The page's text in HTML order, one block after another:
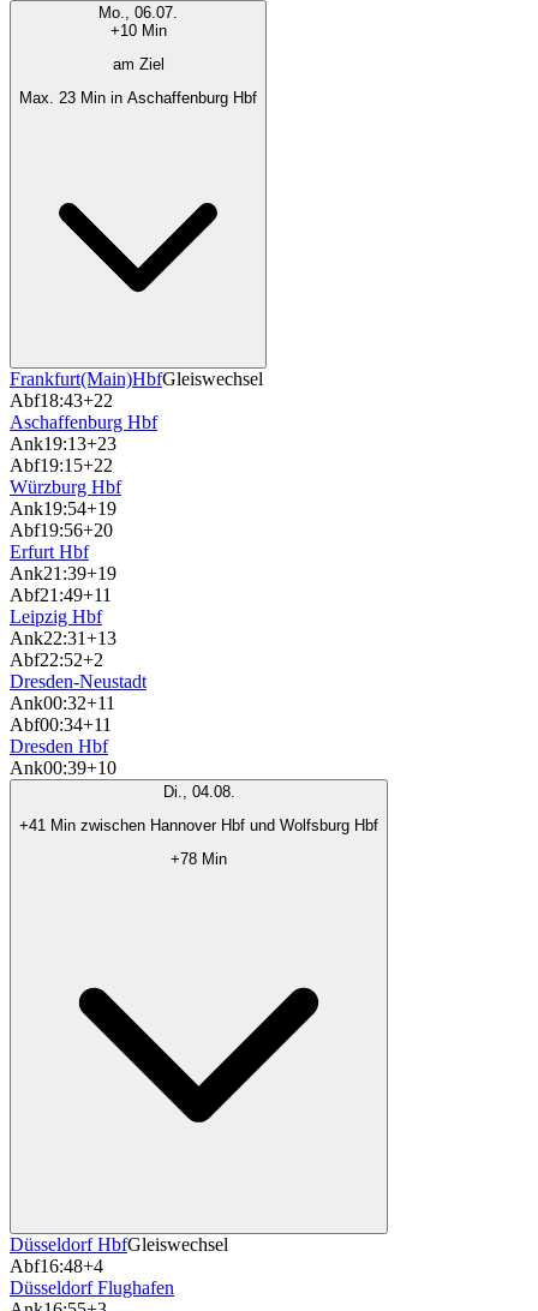
Mo., 06.07.
+10 Min
am Ziel
Max. 23 Min in Aschaffenburg Hbf
Frankfurt(Main)HbfGleiswechsel
Abf18:43+22
Aschaffenburg Hbf
Ank19:13+23
Abf19:15+22
Würzburg Hbf
Ank19:54+19
Abf19:56+20
Erfurt Hbf
Ank21:39+19
Abf21:49+11
Leipzig Hbf
Ank22:31+13
Abf22:52+2
Dresden-Neustadt
Ank00:32+11
Abf00:34+11
Dresden Hbf
Ank00:39+10
Di., 04.08.
+41 Min zwischen Hannover Hbf und Wolfsburg Hbf
+78 Min
Düsseldorf HbfGleiswechsel
Abf16:48+4
Düsseldorf Flughafen